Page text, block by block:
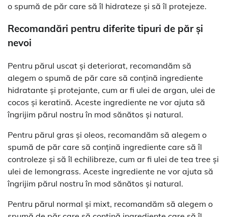
o spumă de păr care să îl hidrateze și să îl protejeze.
Recomandări pentru diferite tipuri de păr și
nevoi
Pentru părul uscat și deteriorat, recomandăm să
alegem o spumă de păr care să conțină ingrediente
hidratante și protejante, cum ar fi ulei de argan, ulei de
cocos și keratină. Aceste ingrediente ne vor ajuta să
îngrijim părul nostru în mod sănătos și natural.
Pentru părul gras și oleos, recomandăm să alegem o
spumă de păr care să conțină ingrediente care să îl
controleze și să îl echilibreze, cum ar fi ulei de tea tree și
ulei de lemongrass. Aceste ingrediente ne vor ajuta să
îngrijim părul nostru în mod sănătos și natural.
Pentru părul normal și mixt, recomandăm să alegem o